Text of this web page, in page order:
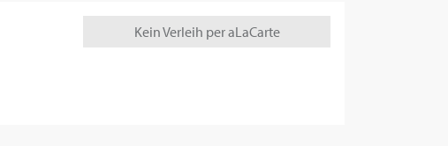
Kein Verleih per aLaCarte